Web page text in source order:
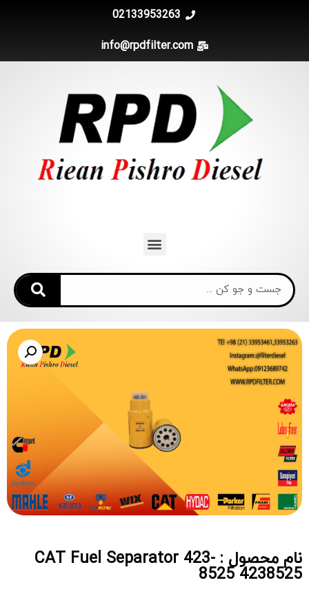
02133953263
info@rpdfilter.com
نام محصول : CAT Fuel Separator 423-
8525 4238525